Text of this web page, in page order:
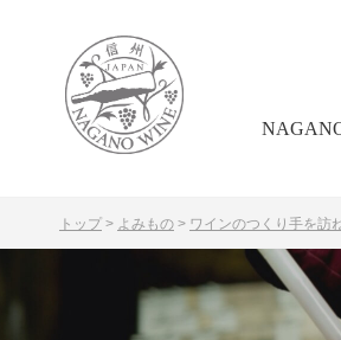
トップ > よみもの > ワインのつくり手を訪